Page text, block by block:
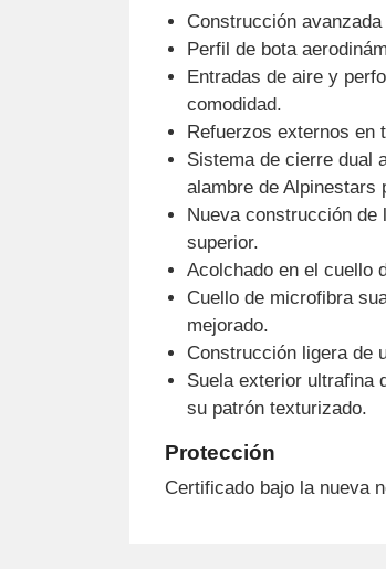
Construcción
Perfil de bota
Entradas de aire y
comodidad.
Refuerzos externos en
Sistema de cierre dual
alambre de Alpinestars
Nueva construcción de
superior.
Acolchado en el cuello
Cuello de microfibra
mejorado.
Construcción ligera de
Suela exterior ultrafina
su patrón texturizado.
Protección
Certificado bajo la nueva